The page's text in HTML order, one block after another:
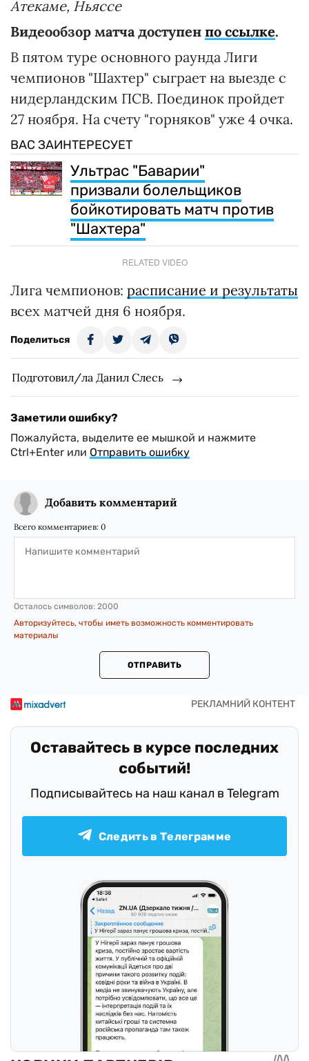
Атекаме, Ньяссе
Видеообзор матча доступен по ссылке.
В пятом туре основного раунда Лиги
чемпионов "Шахтер" сыграет на выезде с
нидерландским ПСВ. Поединок пройдет
27 ноября. На счету "горняков" уже 4 очка.
ВАС ЗАИНТЕРЕСУЕТ
Ультрас "Баварии"
призвали болельщиков
бойкотировать матч против
"Шахтера"
RELATED VIDEO
Лига чемпионов: расписание и результаты
всех матчей дня 6 ноября.
Поделиться
Подготовил/ла Данил Слесь
Заметили ошибку?
Пожалуйста, выделите ее мышкой и нажмите
Ctrl+Enter или Отправить ошибку
Добавить комментарий
Всего комментариев: 0
Осталось символов: 2000
Авторизуйтесь, чтобы иметь возможность комментировать
материалы
ОТПРАВИТЬ
Оставайтесь в курсе последних
событий!
Подписывайтесь на наш канал в Telegram
Следить в Телеграмме